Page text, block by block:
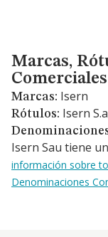
Marcas, Rótulos
Marcas,
Comerciales
Marcas: Isern
Rótulos: Isern
Isern Sau tiene
información sobre
Denominaciones